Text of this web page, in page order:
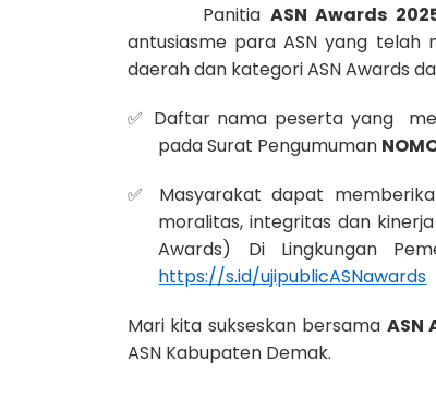
Panitia ASN Awards
antusiasme para ASN yang telah
daerah dan kategori ASN Awards
✅
Daftar nama peserta yang
pada Surat Pengumuman
✅ Masyarakat dapat
moralitas, integritas dan
Awards) Di Lingkungan
https://s.id/ujipublicASNawards
Mari kita sukseskan bersama ASN
ASN Kabupaten Demak.